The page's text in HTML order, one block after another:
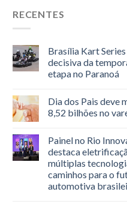
RECENTES
Brasília Kart
decisiva da
etapa no Paranoá
Dia dos Pais deve
8,52 bilhões no
Painel no Rio
destaca
múltiplas
caminhos para o
automotiva